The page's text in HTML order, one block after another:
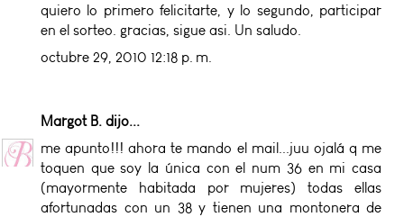
quiero lo primero felicitarte, y lo segundo, participar
en el sorteo. gracias, sigue asi. Un saludo.
octubre 29, 2010 12:18 p. m.
Margot B. dijo...
me apunto!!! ahora te mando el mail...juu ojalá q me
toquen que soy la única con el num 36 en mi casa
(mayormente habitada por mujeres) todas ellas
afortunadas con un 38 y tienen una montonera de